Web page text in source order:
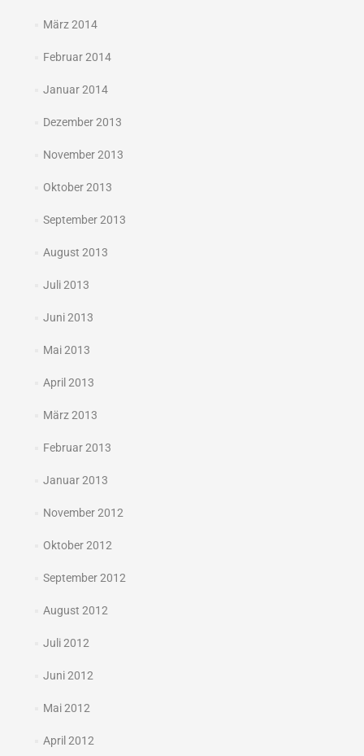
März 2014
Februar 2014
Januar 2014
Dezember 2013
November 2013
Oktober 2013
September 2013
August 2013
Juli 2013
Juni 2013
Mai 2013
April 2013
März 2013
Februar 2013
Januar 2013
November 2012
Oktober 2012
September 2012
August 2012
Juli 2012
Juni 2012
Mai 2012
April 2012